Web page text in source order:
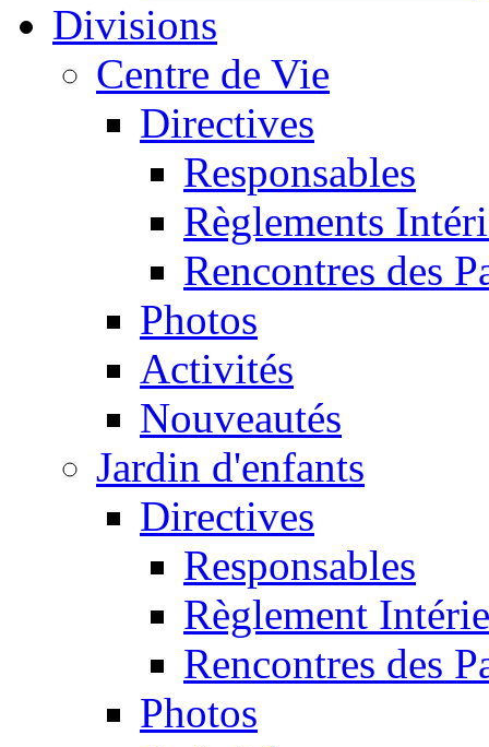
Divisions
Centre de Vie
Directives
Responsables
Règlements
Rencontres des
Photos
Activités
Nouveautés
Jardin d'enfants
Directives
Responsables
Règlement
Rencontres des
Photos